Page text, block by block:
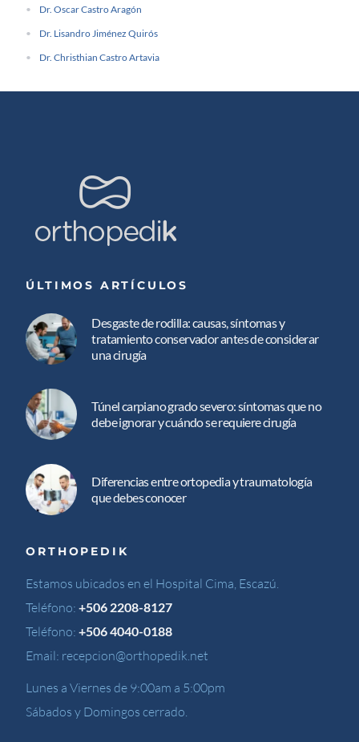
Dr. Oscar Castro Aragón
Dr. Lisandro Jiménez Quirós
Dr. Christhian Castro Artavia
ÚLTIMOS ARTÍCULOS
Desgaste de rodilla: causas, síntomas y
tratamiento conservador antes de considerar
una cirugía
Túnel carpiano grado severo: síntomas que no
debe ignorar y cuándo se requiere cirugía
Diferencias entre ortopedia y traumatología
que debes conocer
ORTHOPEDIK
Estamos ubicados en el Hospital Cima, Escazú.
Teléfono:+506 2208-8127
Teléfono:+506 4040-0188
Email: recepcion@orthopedik.net
Lunes a Viernes de 9:00am a 5:00pm
Sábados y Domingos cerrado.